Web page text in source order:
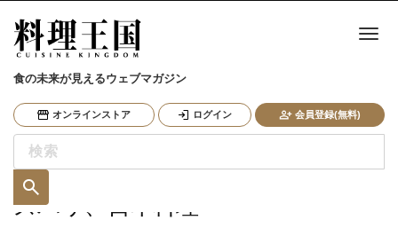
食の未来が見えるウェブマガジン
オンラインストア ログイン 会員登録(無料)
ナ
ズバリ、日本料理